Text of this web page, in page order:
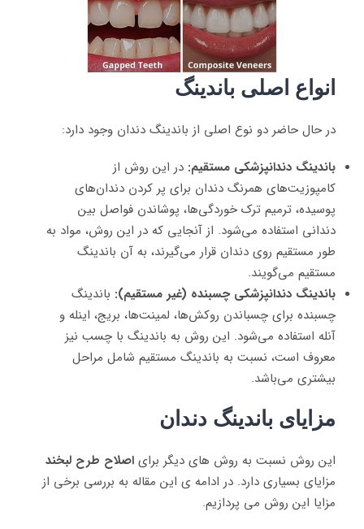
انواع اصلی باندینگ
در حال حاضر دو نوع اصلی از باندینگ دندان وجود دارد:
باندینگ دندانپزشکی مستقیم: در این روش از
کامپوزیت‌های همرنگ دندان برای پر کردن دندان‌های
پوسیده، ترمیم ترک خوردگی‌ها، پوشاندن فواصل بین
دندانی استفاده می‌شود. از آنجایی که در این روش، مواد به
طور مستقیم روی دندان قرار می‌گیرند، به آن باندینگ
مستقیم می‌گویند.
باندینگ دندانپزشکی چسبنده (غیر مستقیم): باندینگ
چسبنده برای چسباندن روکش‌ها، لمینت‌ها، بریج، اینله و
آنله استفاده می‌شود. این روش به باندینگ با چسب نیز
معروف است، نسبت به باندینگ مستقیم شامل مراحل
بیشتری می‌باشد.
مزایای باندینگ دندان
این روش نسبت به روش های دیگر برای اصلاح طرح لبخند
مزایای بسیاری دارد. در ادامه ی این مقاله به بررسی برخی از
مزایا این روش می پردازیم.